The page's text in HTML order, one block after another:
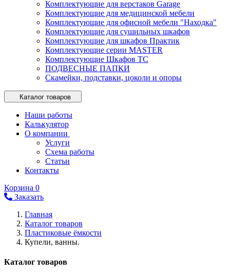
Комплектующие для верстаков Garage
Комплектующие для медицинской мебели
Комплектующие для офисной мебели "Находка"
Комплектующие для сушильных шкафов
Комплектующие для шкафов Практик
Комплектующие серии MASTER
Комплектующие Шкафов ТС
ПОДВЕСНЫЕ ПАПКИ
Скамейки, подставки, цоколи и опоры
Каталог товаров
Наши работы
Калькулятор
О компании
Услуги
Схема работы
Статьи
Контакты
Корзина 0
Заказать
Главная
Каталог товаров
Пластиковые ёмкости
Купели, ванны.
Каталог товаров